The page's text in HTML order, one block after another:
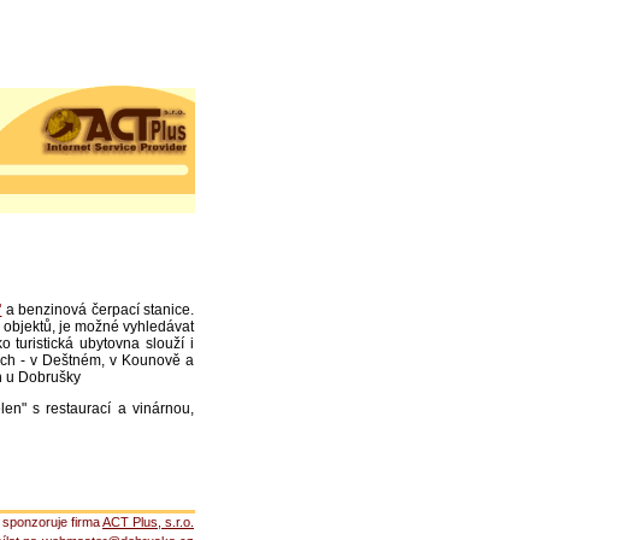
a benzinová čerpací stanice.
je možné vyhledávat
turistická ubytovna slouží i
- v Deštném, v Kounově a
u Dobrušky
s restaurací a vinárnou,
firmaACT Plus, s.r.o.